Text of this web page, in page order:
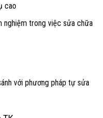
cao
nghiệm trong việc sửa chữa
với phương pháp tự sửa